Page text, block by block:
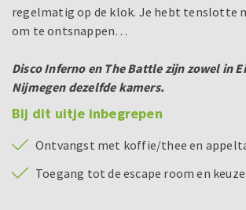
regelmatig op de klok. Je hebt tenslotte
om te ontsnappen…
Disco Inferno en The Battle zijn zowel in
Nijmegen dezelfde kamers.
Bij dit uitje inbegrepen
Ontvangst met koffie/thee en
Toegang tot de escape room en